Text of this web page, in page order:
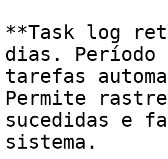
**Task log
dias. Período
tarefas
Permite
sucedidas e
sistema.